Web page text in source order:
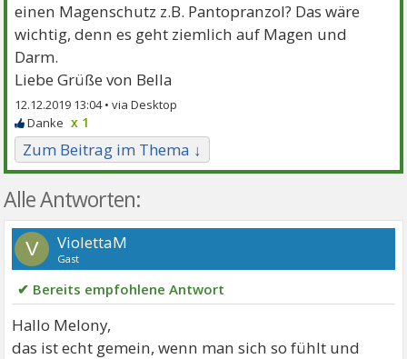
einen Magenschutz z.B. Pantopranzol? Das wäre
wichtig, denn es geht ziemlich auf Magen und
Darm.
Liebe Grüße von Bella
12.12.2019 13:04 •
x 1
Zum Beitrag im Thema ↓
Alle Antworten:
V ViolettaM
Gast
✔ Bereits empfohlene Antwort
Hallo Melony,
das ist echt gemein, wenn man sich so fühlt und